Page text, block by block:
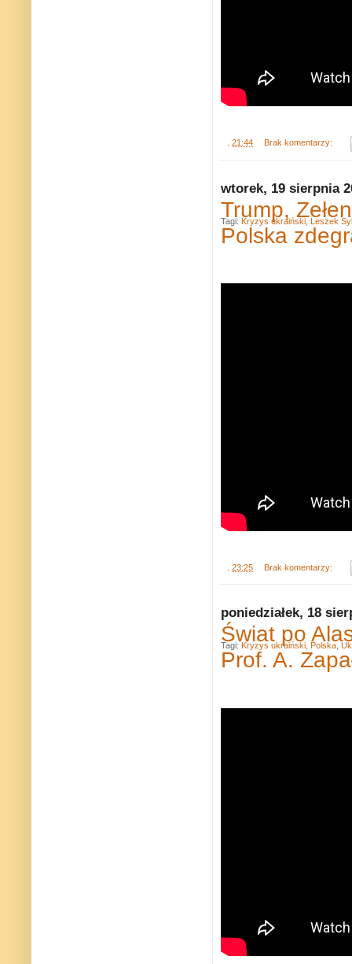
21:44 Brak komentarzy:
wtorek, 19 sierpnia
Trump,
Polska
23:25 Brak komentarzy:
Tagi: Kryzys ukraiński Leszek
poniedziałek, 18
Świat po
Prof. A.
Tagi: Kryzys ukraiński, Polska,